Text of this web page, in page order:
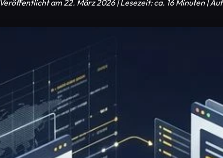
Veröffentlicht am 22. März 2026 | Lesezeit: ca. 16 Minuten |